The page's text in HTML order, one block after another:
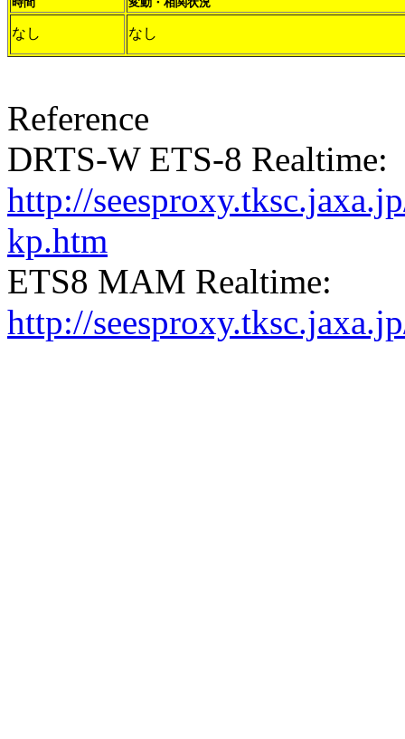
なし なし
Reference
DRTS-W ETS-8 Realtime:
http://
kp.htm
ETS8 MAM Realtime:
http://